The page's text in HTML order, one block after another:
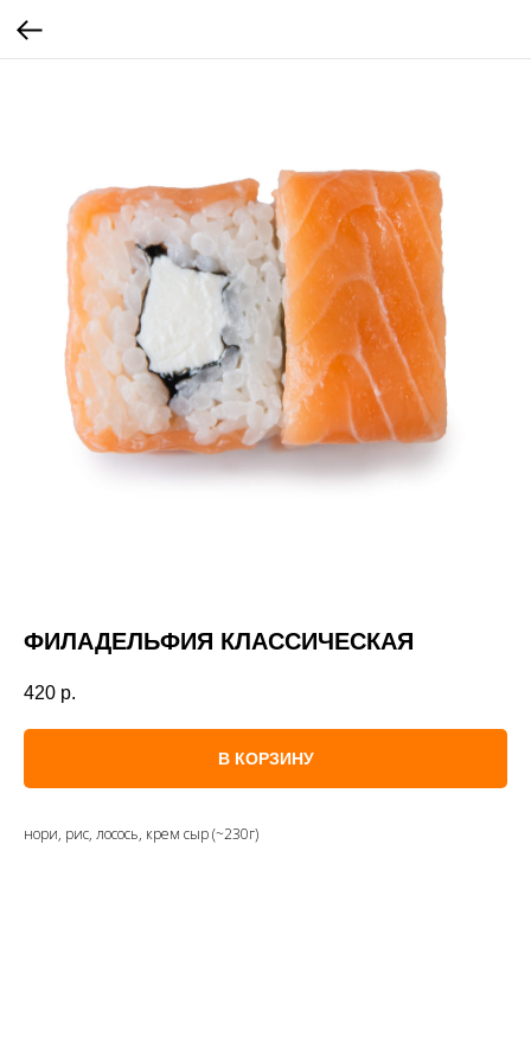
ФИЛАДЕЛЬФИЯ КЛАССИЧЕСКАЯ
420 р.
В КОРЗИНУ
нори, рис, лосось, крем сыр (~230г)